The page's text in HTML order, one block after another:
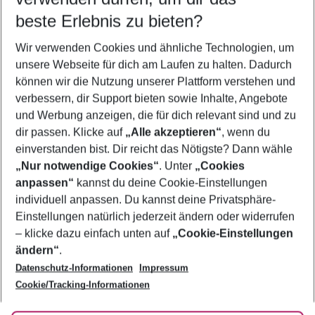
Pauschalreisen Polen
Städtereisen Polen
Frübucher Angebote Polen für 2026
Last Minute Polen
Urlaub Polen
Footer
Footer navigation
Über uns
AGB
Bestpreisgarantie
Cookie-Einstellungen ändern
Cookie-Richtlinie
Agenturbetreuung
Barrierefreies Reisen
Folge uns
beste Erlebnis zu bieten?
Wir verwenden Cookies und ähnliche Technologien, um
unsere Webseite für dich am Laufen zu halten. Dadurch
können wir die Nutzung unserer Plattform verstehen und
verbessern, dir Support bieten sowie Inhalte, Angebote
und Werbung anzeigen, die für dich relevant sind und zu
dir passen. Klicke auf „Alle akzeptieren“, wenn du
einverstanden bist. Dir reicht das Nötigste? Dann wähle
„Nur notwendige Cookies“. Unter „Cookies
anpassen“ kannst du deine Cookie-Einstellungen
individuell anpassen. Du kannst deine Privatsphäre-
Einstellungen natürlich jederzeit ändern oder widerrufen
– klicke dazu einfach unten auf „Cookie-Einstellungen
ändern“.
Datenschutz-Informationen
Impressum
Cookie/Tracking-Informationen